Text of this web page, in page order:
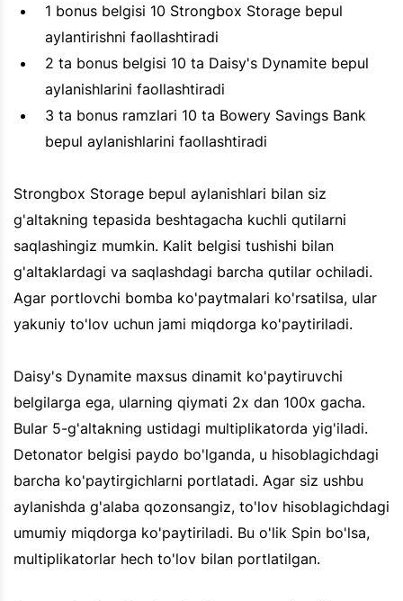
1 bonus belgisi 10 Strongbox Storage bepul
aylantirishni faollashtiradi
2 ta bonus belgisi 10 ta Daisy's Dynamite bepul
aylanishlarini faollashtiradi
3 ta bonus ramzlari 10 ta Bowery Savings Bank
bepul aylanishlarini faollashtiradi
Strongbox Storage bepul aylanishlari bilan siz
g'altakning tepasida beshtagacha kuchli qutilarni
saqlashingiz mumkin. Kalit belgisi tushishi bilan
g'altaklardagi va saqlashdagi barcha qutilar ochiladi.
Agar portlovchi bomba ko'paytmalari ko'rsatilsa, ular
yakuniy to'lov uchun jami miqdorga ko'paytiriladi.
Daisy's Dynamite maxsus dinamit ko'paytiruvchi
belgilarga ega, ularning qiymati 2x dan 100x gacha.
Bular 5-g'altakning ustidagi multiplikatorda yig'iladi.
Detonator belgisi paydo bo'lganda, u hisoblagichdagi
barcha ko'paytirgichlarni portlatadi. Agar siz ushbu
aylanishda g'alaba qozonsangiz, to'lov hisoblagichdagi
umumiy miqdorga ko'paytiriladi. Bu o'lik Spin bo'lsa,
multiplikatorlar hech to'lov bilan portlatilgan.